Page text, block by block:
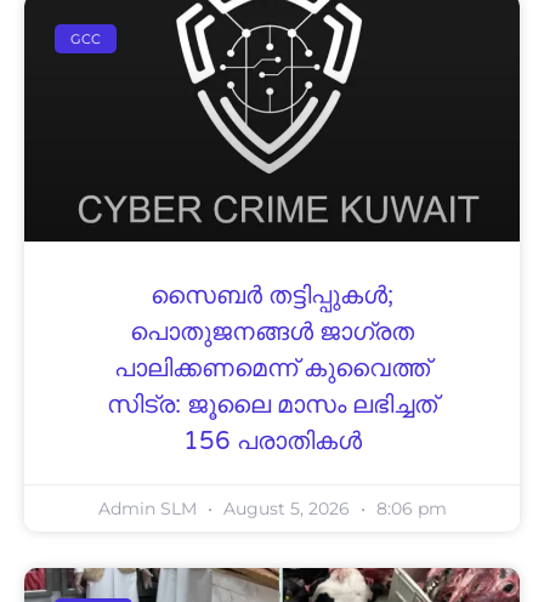
GCC
സൈബർ തട്ടിപ്പുകൾ;
പൊതുജനങ്ങൾ ജാഗ്രത
പാലിക്കണമെന്ന് കുവൈത്ത്
സിട്ര: ജൂലൈ മാസം ലഭിച്ചത്
156 പരാതികൾ
Admin SLM August 5, 2026 8:06 pm